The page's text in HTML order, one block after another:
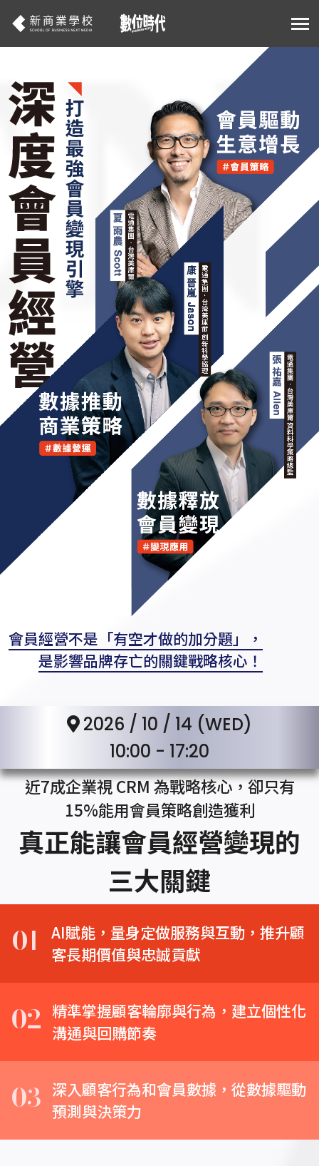
會員經營不是「有空才做的加分題」，
是影響品牌存亡的關鍵戰略核心！
2026 / 10 / 14 (WED)
10:00 - 17:20
近7成企業視 CRM 為戰略核心，卻只有
15%能用會員策略創造獲利
真正能讓會員經營變現的
三大關鍵
01
AI賦能，量身定做服務與互動，推升顧
客長期價值與忠誠貢獻
02 精準掌握顧客輪廓與行為，建立個性化
溝通與回購節奏
03 深入顧客行為和會員數據，從數據驅動
預測與決策力